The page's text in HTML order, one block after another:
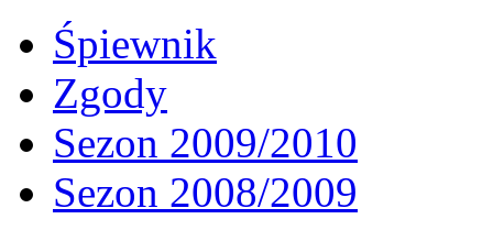
Śpiewnik
Zgody
Sezon 2009/2010
Sezon 2008/2009